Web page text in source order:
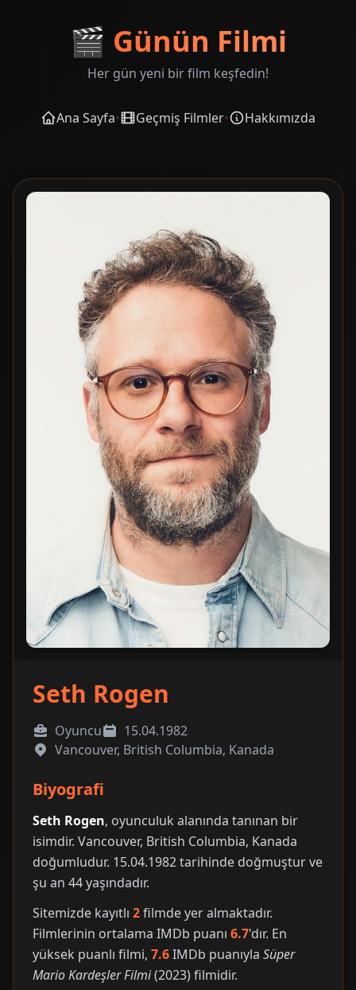
🎬 Günün Filmi
Her gün yeni bir film keşfedin!
Ana Sayfa• Geçmiş Filmler• Hakkımızda
Seth Rogen
Oyuncu
15.04.1982
Vancouver, British Columbia, Kanada
Biyografi
Seth Rogen, oyunculuk alanında tanınan bir
isimdir. Vancouver, British Columbia, Kanada
doğumludur. 15.04.1982 tarihinde doğmuştur ve
şu an 44 yaşındadır.
Sitemizde kayıtlı 2filmde yer almaktadır.
Filmlerinin ortalama IMDb puanı 6.7'dır. En
yüksek puanlı filmi, 7.6IMDb puanıyla Süper
Mario Kardeşler Filmi(2023) filmidir.